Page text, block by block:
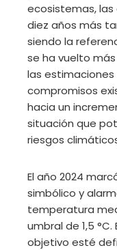
ecosistemas, las
diez años más
siendo la
se ha vuelto
las
compromisos
hacia un
situación que
riesgos
El año 2024
simbólico y
temperatura
umbral de 1,5
objetivo esté